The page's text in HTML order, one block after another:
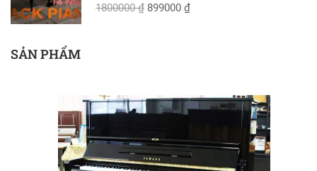
1800000 ₫ 899000 ₫
SẢN PHẨM